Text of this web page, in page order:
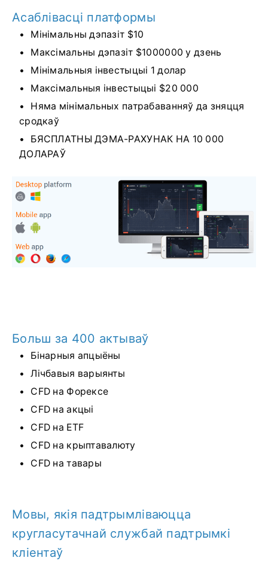
Асаблівасці платформы
Мінімальны дэпазіт $10
Максімальны дэпазіт $1000000 у дзень
Мінімальныя інвестыцыі 1 долар
Максімальныя інвестыцыі $20 000
Няма мінімальных патрабаванняў да зняцця
сродкаў
БЯСПЛАТНЫ ДЭМА-РАХУНАК НА 10 000
ДОЛАРАЎ
Больш за 400 актываў
Бінарныя апцыёны
Лічбавыя варыянты
CFD на Форексе
CFD на акцыі
CFD на ETF
CFD на крыптавалюту
CFD на тавары
Мовы, якія падтрымліваюцца
кругласутачнай службай падтрымкі
кліентаў